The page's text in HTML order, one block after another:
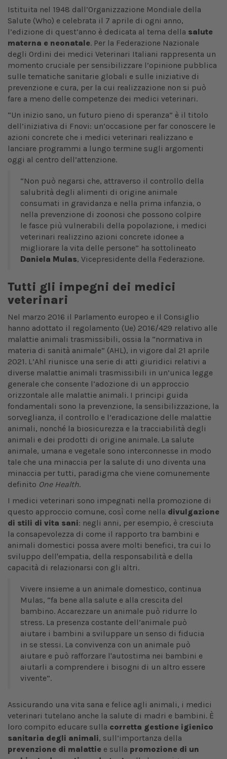
Istituita nel 1948 dall’Organizzazione Mondiale della
Salute (Who) e celebrata il 7 aprile di ogni anno,
l’edizione di quest’anno è dedicata al tema della salute
materna e neonatale. Per la Federazione Nazionale
degli Ordini dei medici Veterinari Italiani rappresenta un
momento cruciale per sensibilizzare l’opinione pubblica
sulle tematiche sanitarie globali e sulle iniziative di
prevenzione e cura, per la cui realizzazione non si può
fare a meno delle competenze dei medici veterinari.
“Un inizio sano, un futuro pieno di speranza” è il titolo
dell’iniziativa di Fnovi: un’occasione per far conoscere le
azioni concrete che i medici veterinari realizzano e
lanciare programmi a lungo termine sugli argomenti
oggi al centro dell’attenzione.
“Non può negarsi che, attraverso il controllo della
salubrità degli alimenti di origine animale
consumati in gravidanza e nella prima infanzia, o
nella prevenzione di zoonosi che possono colpire
le fasce più vulnerabili della popolazione, i medici
veterinari realizzino azioni concrete idonee a
migliorare la vita delle persone” ha sottolineato
Daniela Mulas, Vicepresidente della Federazione.
Tutti gli impegni dei medici
veterinari
Nel marzo 2016 il Parlamento europeo e il Consiglio
hanno adottato il regolamento (Ue) 2016/429 relativo alle
malattie animali trasmissibili, ossia la “normativa in
materia di sanità animale” (AHL), in vigore dal 21 aprile
2021. L’Ahl riunisce una serie di atti giuridici relativi a
diverse malattie animali trasmissibili in un’unica legge
generale che consente l’adozione di un approccio
orizzontale alle malattie animali. I principi guida
fondamentali sono la prevenzione, la sensibilizzazione, la
sorveglianza, il controllo e l’eradicazione delle malattie
animali, nonché la biosicurezza e la tracciabilità degli
animali e dei prodotti di origine animale. La salute
animale, umana e vegetale sono interconnesse in modo
tale che una minaccia per la salute di uno diventa una
minaccia per tutti, paradigma che viene comunemente
definito One Health.
I medici veterinari sono impegnati nella promozione di
questo approccio comune, così come nella divulgazione
di stili di vita sani: negli anni, per esempio, è cresciuta
la consapevolezza di come il rapporto tra bambini e
animali domestici possa avere molti benefici, tra cui lo
sviluppo dell'empatia, della responsabilità e della
capacità di relazionarsi con gli altri.
Vivere insieme a un animale domestico, continua
Mulas, “fa bene alla salute e alla crescita del
bambino. Accarezzare un animale può ridurre lo
stress. La presenza costante dell’animale può
aiutare i bambini a sviluppare un senso di fiducia
in se stessi. La convivenza con un animale può
aiutare e può rafforzare l'autostima nei bambini e
aiutarli a comprendere i bisogni di un altro essere
vivente”.
Assicurando una vita sana e felice agli animali, i medici
veterinari tutelano anche la salute di madri e bambini. È
loro compito educare sulla corretta gestione igienico
sanitaria degli animali, sull’importanza della
prevenzione di malattie e sulla promozione di un